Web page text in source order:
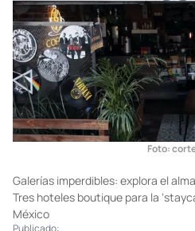
Foto:
Galerías imperdibles: explora el
Tres hoteles boutique para la
México
Publicado: